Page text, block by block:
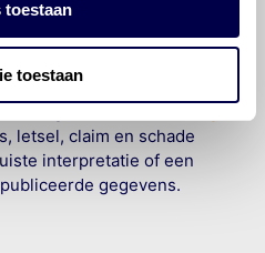
toestaan
toestaan
erkent de gebruiker dat
en het vermogen heeft
uit te voeren. Hij/zij
letsel, claim en schade
interpretatie of een
gegevens.